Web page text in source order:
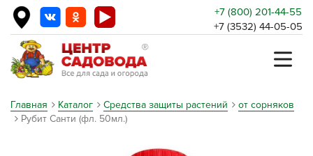
+7 (800) 201-44-55
+7 (3532) 44-05-05
Главная Каталог Средства защиты растений
от сорняков
Рубит Санти (фл. 50мл.)